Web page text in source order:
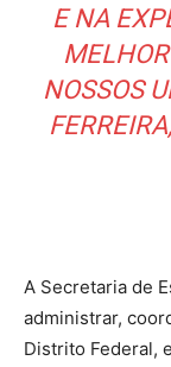
E NA
NOSSOS
A Secretaria de
administrar,
Distrito Federal,